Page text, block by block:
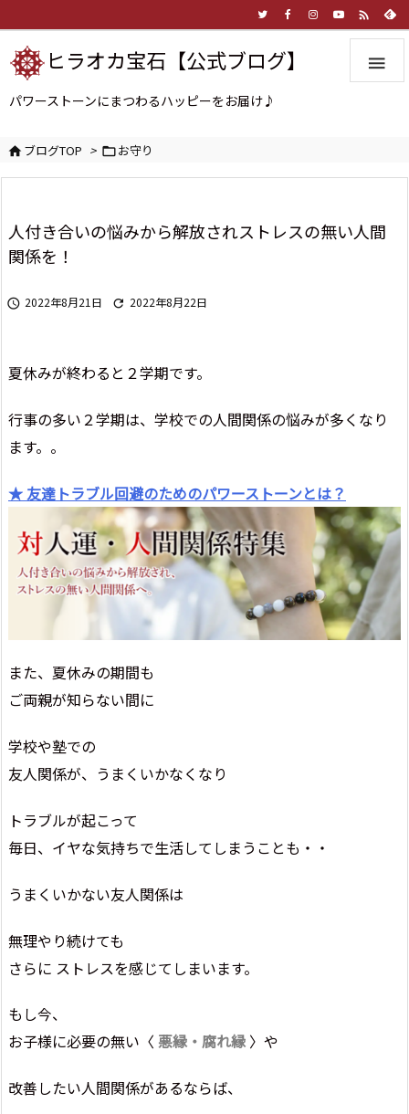


ヒラオカ宝石【公式ブログ】
パワーストーンにまつわるハッピーをお届け♪
ブログTOP > お守り
人付き合いの悩みから解放されストレスの無い人間
関係を！
 2022年8月21日  2022年8月22日
夏休みが終わると２学期です。
行事の多い２学期は、学校での人間関係の悩みが多くなり
ます。。
★ 友達トラブル回避のためのパワーストーンとは？
また、夏休みの期間も
ご両親が知らない間に
学校や塾での
友人関係が、うまくいかなくなり
トラブルが起こって
毎日、イヤな気持ちで生活してしまうことも・・
うまくいかない友人関係は
無理やり続けても
さらに ストレスを感じてしまいます。
もし今、
お子様に必要の無い〈 悪縁・腐れ縁 〉や
改善したい人間関係があるならば、